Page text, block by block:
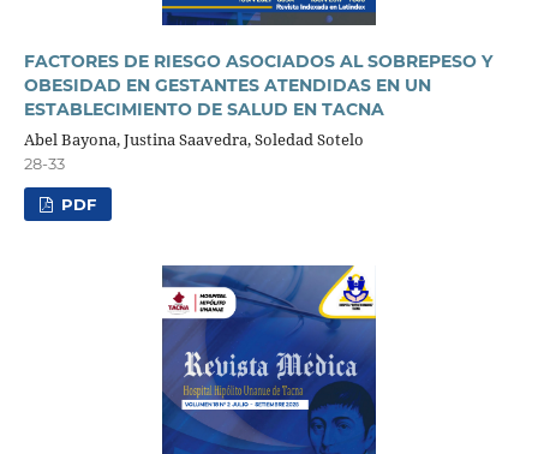
FACTORES DE RIESGO ASOCIADOS AL SOBREPESO Y
OBESIDAD EN GESTANTES ATENDIDAS EN UN
ESTABLECIMIENTO DE SALUD EN TACNA
Abel Bayona, Justina Saavedra, Soledad Sotelo
28-33
PDF